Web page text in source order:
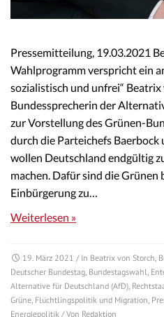
Pressemitteilung, 19.03.2021
Wahlprogramm verspricht ein
sozialistisch und unfrei“
Bundessprecherin der
zur Vorstellung des Grünen-
durch die Parteichefs Baerbock
wollen Deutschland endgültig
machen. Dafür sind die Grünen
Einbürgerung zu…
Weiterlesen »
19. März 2021 / In Beatrix von Storch
Deutscher Bundestag Bundestagswahl
Alternative für Deutschland (AfD)
Grüne Flüchtlingspolitik und Migration
Energiepolitik / Von Redaktion